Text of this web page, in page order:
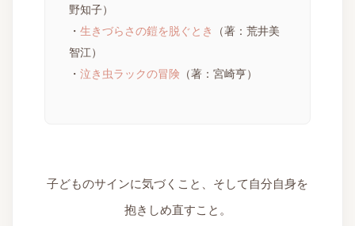
野知子）
・ 生きづらさの鎧を脱ぐとき
（著：荒井美
智江）
・ 泣き虫ラックの冒険 （著：宮崎亨）
子どものサインに気づくこと、そして自分自身を
抱きしめ直すこと。